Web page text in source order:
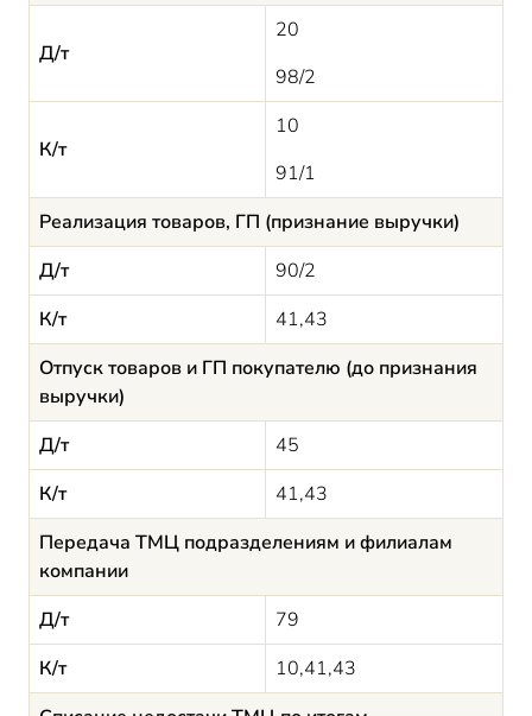
Д/т
20
98/2
К/т
10
91/1
Реализация товаров, ГП (признание выручки)
Д/т
90/2
К/т
41,43
Отпуск товаров и ГП покупателю (до признания
выручки)
Д/т
45
К/т
41,43
Передача ТМЦ подразделениям и филиалам
компании
Д/т
79
К/т
10,41,43